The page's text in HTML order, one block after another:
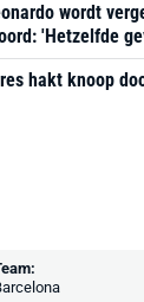
wordt
'Hetzelfde
hakt knoop